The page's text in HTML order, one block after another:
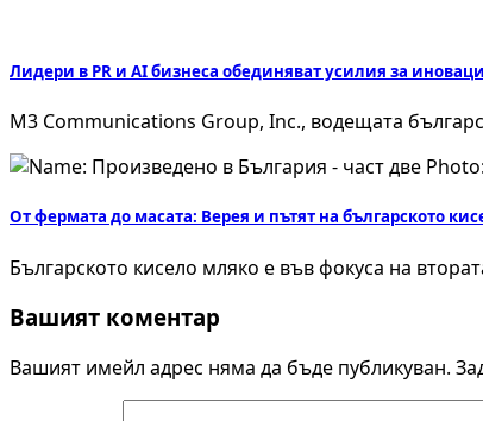
Лидери в PR и AI бизнеса обединяват усилия за
M3 Communications Group, Inc., водещата
От фермата до масата: Верея и пътят на българското
Българското кисело мляко е във фокуса на
Вашият коментар
Вашият имейл адрес няма да бъде публикуван.